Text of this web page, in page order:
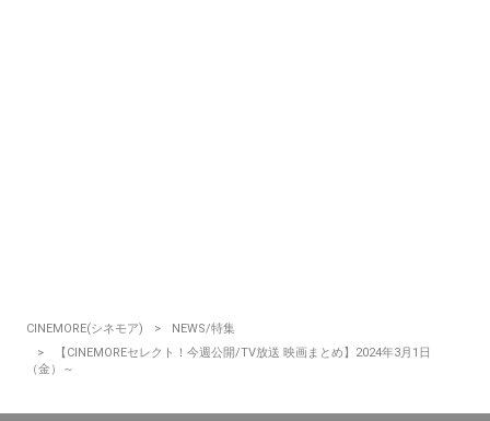
CINEMORE(シネモア)
NEWS/特集
【CINEMOREセレクト！今週公開/TV放送 映画まとめ】2024年3月1日
（金）～